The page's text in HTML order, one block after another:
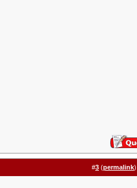
#3 (permalink)